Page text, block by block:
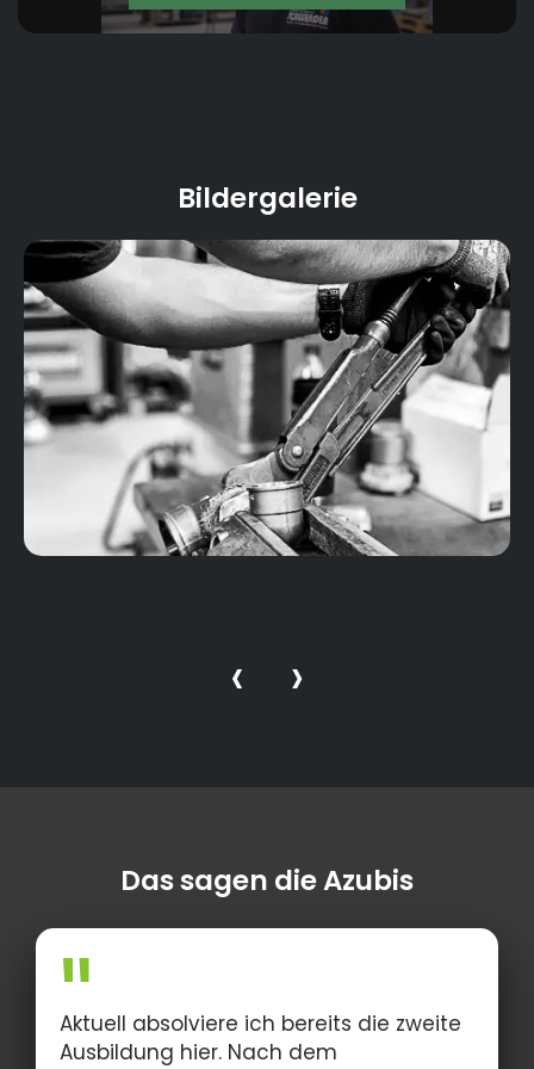
Bildergalerie
‹ ›
Das sagen die Azubis
Aktuell absolviere ich bereits die zweite
Ausbildung hier. Nach dem